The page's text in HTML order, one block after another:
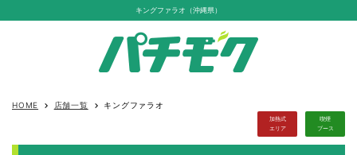
キングファラオ（沖縄県）
HOME keyboard_arrow_right 店舗一覧 keyboard_arrow_right キングファラオ
加熱式
エリア
喫煙
ブース